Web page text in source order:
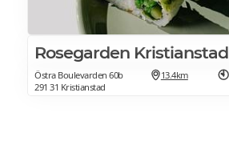
Rosegarden Kristianstad
Östra Boulevarden 60b
291 31 Kristianstad
13.4km